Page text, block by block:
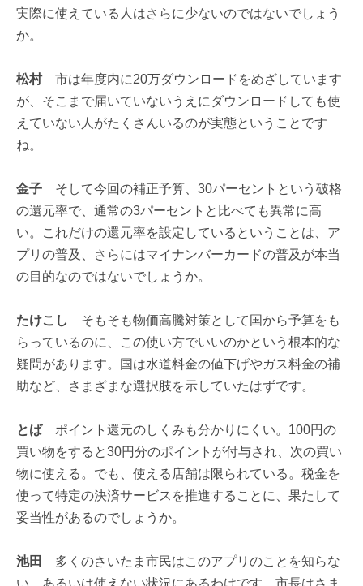
実際に使えている人はさらに少ないのではないでしょう
か。
松村 市は年度内に20万ダウンロードをめざしています
が、そこまで届いていないうえにダウンロードしても使
えていない人がたくさんいるのが実態ということです
ね。
金子 そして今回の補正予算、30パーセントという破格
の還元率で、通常の3パーセントと比べても異常に高
い。これだけの還元率を設定しているということは、ア
プリの普及、さらにはマイナンバーカードの普及が本当
の目的なのではないでしょうか。
たけこし そもそも物価高騰対策として国から予算をも
らっているのに、この使い方でいいのかという根本的な
疑問があります。国は水道料金の値下げやガス料金の補
助など、さまざまな選択肢を示していたはずです。
とば ポイント還元のしくみも分かりにくい。100円の
買い物をすると30円分のポイントが付与され、次の買い
物に使える。でも、使える店舗は限られている。税金を
使って特定の決済サービスを推進することに、果たして
妥当性があるのでしょうか。
池田
多くのさいたま市民はこのアプリのことを知らな